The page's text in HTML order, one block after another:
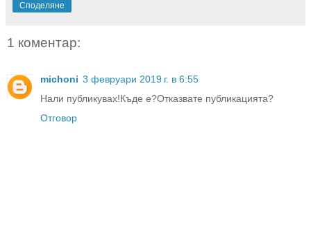
Споделяне
1 коментар:
michoni 3 февруари 2019 г. в 6:55
Нали публикувах!Къде е?Отказвате публикацията?
Отговор